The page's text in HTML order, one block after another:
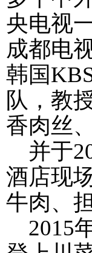
央电视
成都电
韩国
队，教
香肉丝
并于
酒店现
牛肉、
2015